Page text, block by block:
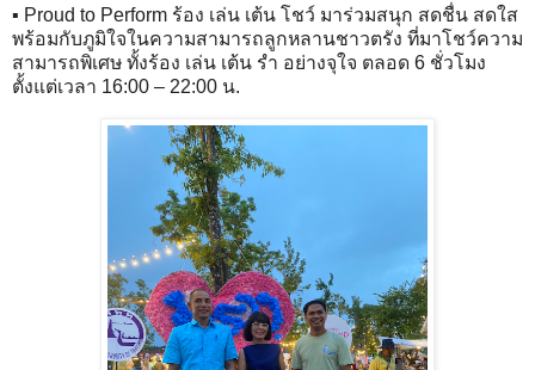
▪ Proud to Perform ร้อง เล่น เต้น โชว์ มาร่วมสนุก สดชื่น สดใส
พร้อมกับภูมิใจในความสามารถลูกหลานชาวตรัง ที่มาโชว์ความ
สามารถพิเศษ ทั้งร้อง เล่น เต้น รำ อย่างจุใจ ตลอด 6 ชั่วโมง
ตั้งแต่เวลา 16:00 – 22:00 น.